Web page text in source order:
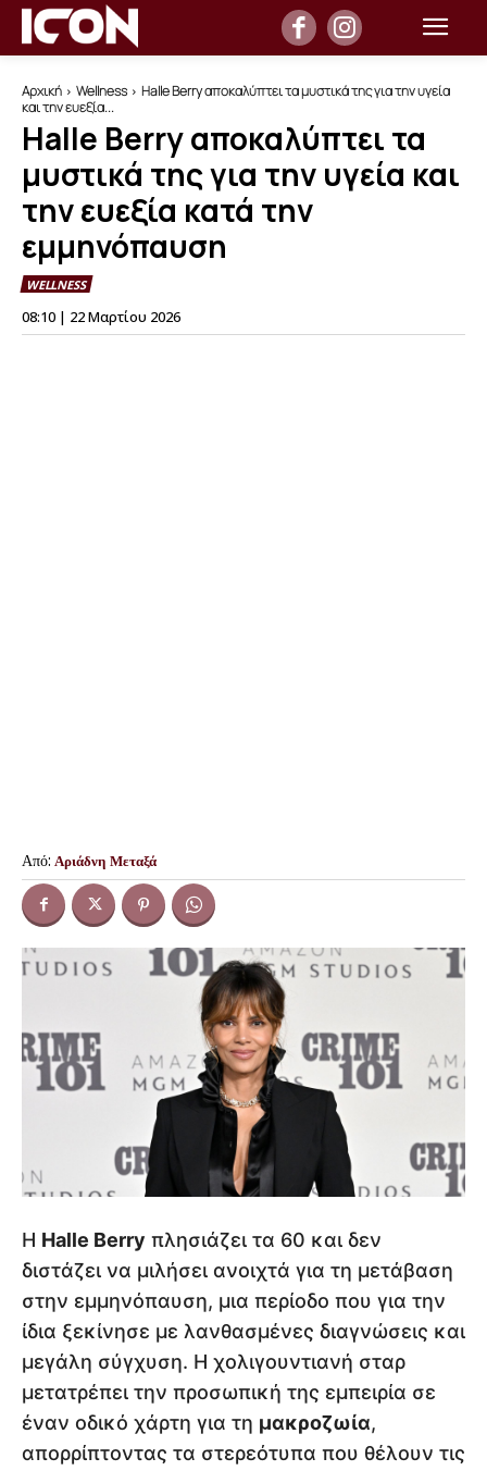
Αρχική Wellness
Halle Berry αποκαλύπτει τα μυστικά της για την υγεία
και την ευεξία...
Halle Berry αποκαλύπτει τα
μυστικά της για την υγεία και
την ευεξία κατά την
εμμηνόπαυση
WELLNESS
08:10 | 22 Μαρτίου 2026
Από: Αριάδνη Μεταξά
Η Halle Berry πλησιάζει τα 60 και δεν
διστάζει να μιλήσει ανοιχτά για τη μετάβαση
στην εμμηνόπαυση, μια περίοδο που για την
ίδια ξεκίνησε με λανθασμένες διαγνώσεις και
μεγάλη σύγχυση. Η χολιγουντιανή σταρ
μετατρέπει την προσωπική της εμπειρία σε
έναν οδικό χάρτη για τη μακροζωία,
απορρίπτοντας τα στερεότυπα που θέλουν τις